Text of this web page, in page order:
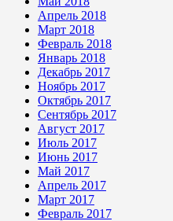
Апрель 2018
Март 2018
Февраль 2018
Январь 2018
Декабрь 2017
Ноябрь 2017
Октябрь 2017
Сентябрь 2017
Август 2017
Июль 2017
Июнь 2017
Май 2017
Апрель 2017
Март 2017
Февраль 2017